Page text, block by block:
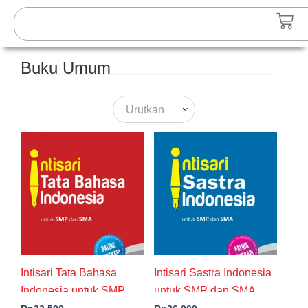
Lewati
konten
Search
Buku Umum
Urutkan
Intisari Tata Bahasa
Indonesia untuk SMP
Intisari Sastra Indonesia
untuk SMP dan SMA